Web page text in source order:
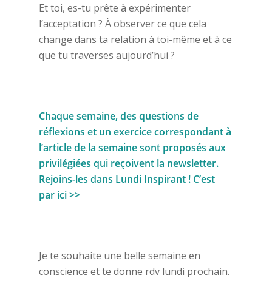
Et toi, es-tu prête à expérimenter
l’acceptation ? À observer ce que cela
change dans ta relation à toi-même et à ce
que tu traverses aujourd’hui ?
Chaque semaine, des questions de
réflexions et un exercice correspondant à
l’article de la semaine sont proposés aux
privilégiées qui reçoivent la newsletter.
Rejoins-les dans Lundi Inspirant ! C’est
par ici >>
Je te souhaite une belle semaine en
conscience et te donne rdv lundi prochain.